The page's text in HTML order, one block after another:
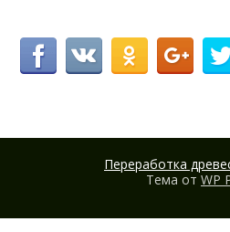
Переработка
Тема от WP